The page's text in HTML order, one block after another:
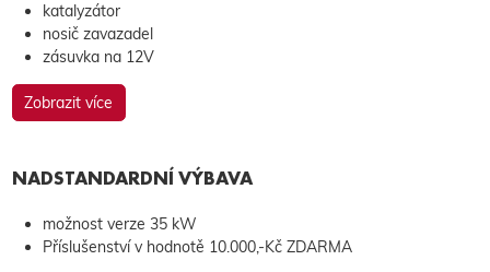
katalyzátor
nosič zavazadel
zásuvka na 12V
Zobrazit více
NADSTANDARDNÍ VÝBAVA
možnost verze 35 kW
Příslušenství v hodnotě 10.000,-Kč ZDARMA